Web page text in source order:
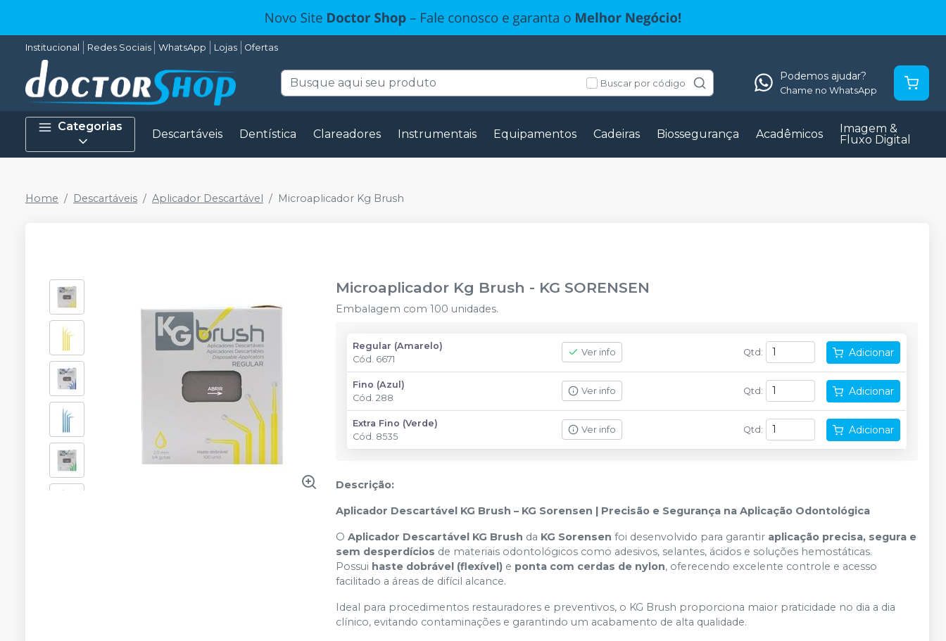
Institucional Redes Sociais WhatsApp Lojas Ofertas
Buscar por código
Podemos ajudar?
Chame no WhatsApp
Categorias
Descartáveis Dentística Clareadores Instrumentais Equipamentos Cadeiras Biossegurança Acadêmicos
Imagem &
Fluxo Digital
Home Descartáveis Aplicador Descartável Microaplicador Kg Brush
Microaplicador Kg Brush - KG SORENSEN
Embalagem com 100 unidades.
Regular (Amarelo)
Cód. 6671
Ver info Qtd : Adicionar
Fino (Azul)
Cód.288
Ver info Qtd : Adicionar
Extra Fino (Verde)
Cód. 8535
Ver info Qtd : Adicionar
Descrição:
Aplicador Descartável KG Brush – KG Sorensen | Precisão e Segurança na Aplicação Odontológica
OAplicador Descartável KG Brush da KG Sorensen foi desenvolvido para garantir aplicação precisa, segura e
sem desperdícios de materiais odontológicos como adesivos, selantes, ácidos e soluções hemostáticas.
Possui haste dobrável (flexível) e ponta com cerdas de nylon, oferecendo excelente controle e acesso
facilitado a áreas de difícil alcance.
Ideal para procedimentos restauradores e preventivos, o KG Brush proporciona maior praticidade no dia a dia
clínico, evitando contaminações e garantindo um acabamento de alta qualidade.